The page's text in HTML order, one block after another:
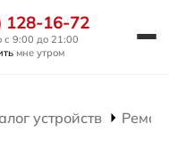
128-16-72
с 9:00 до 21:00
мне утром
устройств